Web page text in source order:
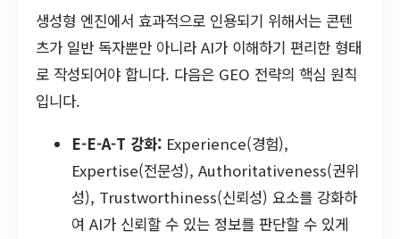
생성형 엔진에서 효과적으로 인용되기 위해서는 콘텐
츠가 일반 독자뿐만 아니라 AI가 이해하기 편리한 형태
로 작성되어야 합니다. 다음은 GEO 전략의 핵심 원칙
입니다.
E-E-A-T 강화: Experience(경험),
Expertise(전문성), Authoritativeness(권위
성), Trustworthiness(신뢰성) 요소를 강화하
여 AI가 신뢰할 수 있는 정보를 판단할 수 있게